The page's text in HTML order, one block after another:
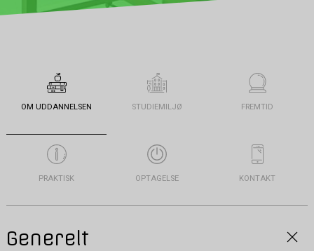
OM UDDANNELSEN STUDIEMILJØ FREMTID
PRAKTISK OPTAGELSE KONTAKT
Generelt